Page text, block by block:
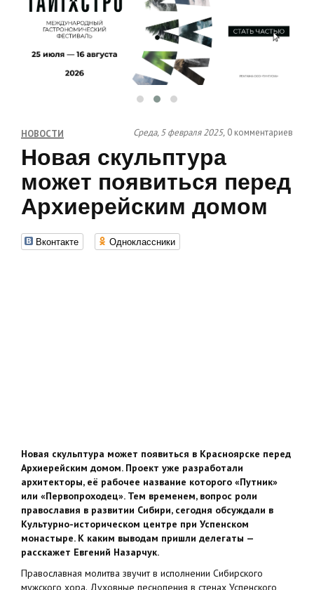
НОВОСТИ Среда, 5 февраля 2025, 0 комментариев
Новая скульптура
может появиться перед
Архиерейским домом
Вконтакте Одноклассники
Новая скульптура может появиться в Красноярске перед
Архиерейским домом. Проект уже разработали
архитекторы, её рабочее название которого «Путник»
или «Первопроходец». Тем временем, вопрос роли
православия в развитии Сибири, сегодня обсуждали в
Культурно-историческом центре при Успенском
монастыре. К каким выводам пришли делегаты —
расскажет Евгений Назарчук.
Православная молитва звучит в исполнении Сибирского
мужского хора. Духовные песнопения в стенах Успенского